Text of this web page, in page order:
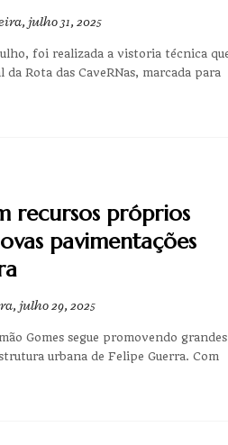
julho 31, 2025
foi realizada a vistoria técnica
Rota das CaveRNas, marcada para
recursos próprios
pavimentações
julho 29, 2025
Gomes segue promovendo grandes
urbana de Felipe Guerra. Com